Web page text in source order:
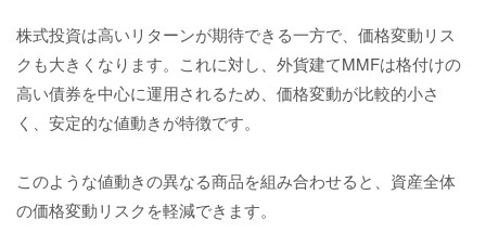
株式投資は高いリターンが期待できる一方で、価格変動リス
クも大きくなります。これに対し、外貨建てMMFは格付けの
高い債券を中心に運用されるため、価格変動が比較的小さ
く、安定的な値動きが特徴です。
このような値動きの異なる商品を組み合わせると、資産全体
の価格変動リスクを軽減できます。